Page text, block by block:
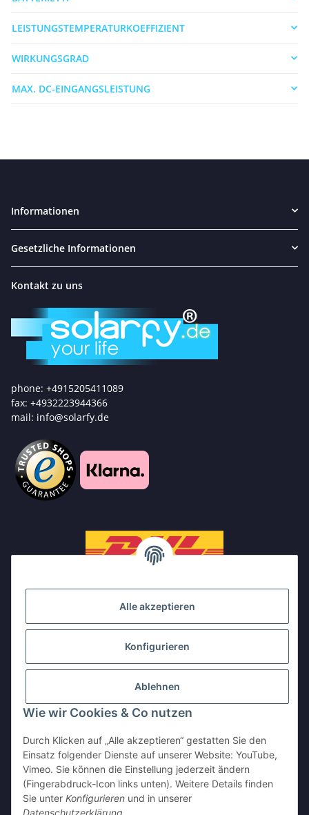
Alle akzeptieren
Konfigurieren
Ablehnen
Wie wir Cookies & Co nutzen
Durch Klicken auf „Alle akzeptieren“ gestatten Sie den
Einsatz folgender Dienste auf unserer Website: YouTube,
Vimeo. Sie können die Einstellung jederzeit ändern
(Fingerabdruck-Icon links unten). Weitere Details finden
Sie unter Konfigurieren und in unserer
Datenschutzerklärung
LEISTUNGSTEMPERATURKOEFFIZIENT
WIRKUNGSGRAD
MAX. DC-EINGANGSLEISTUNG
Informationen
Gesetzliche Informationen
Kontakt zu uns
phone: +4915205411089
fax: +4932223944366
mail: info@solarfy.de
Vertrag widerrufen